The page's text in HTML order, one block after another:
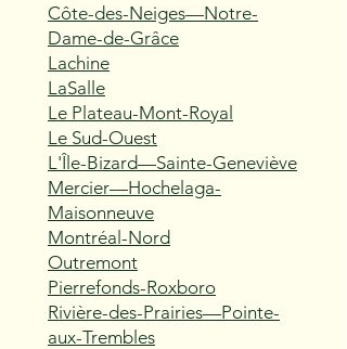
Côte-des-Neiges—Notre-
Dame-de-Grâce
Lachine
LaSalle
Le Plateau-Mont-Royal
Le Sud-Ouest
L'Île-Bizard—Sainte-Geneviève
Mercier—Hochelaga-
Maisonneuve
Montréal-Nord
Outremont
Pierrefonds-Roxboro
Rivière-des-Prairies—Pointe-
aux-Trembles